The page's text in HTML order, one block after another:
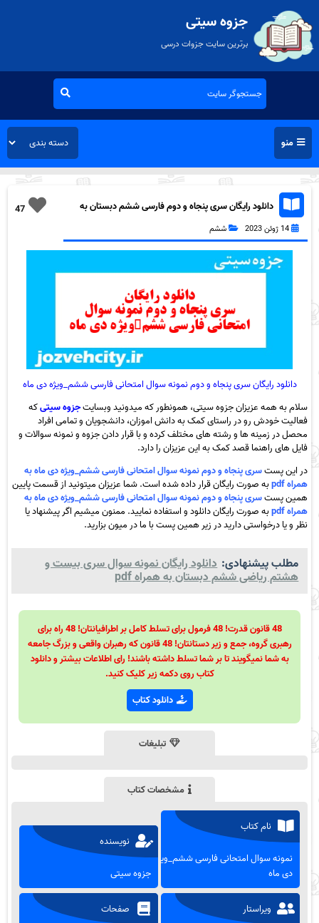
جزوه سیتی
برترین سایت جزوات درسی
منو
47
دانلود رایگان سری پنجاه و دوم فارسی ششم دبستان به
14 ژوئن 2023 ششم
دانلود رایگان سری پنجاه و دوم نمونه سوال امتحانی فارسی ششم_ویژه دی ماه
سلام به همه عزیزان جزوه سیتی، همونطور که میدونید وبسایتجزوه سیتیکه
فعالیت خودش رو در راستای کمک به دانش اموزان، دانشجویان و تمامی افراد
محصل در زمینه ها و رشته های مختلف کرده و با قرار دادن جزوه و نمونه سوالات و
فایل های راهنما قصد کمک به این عزیزان را دارد.
در این پستسری پنجاه و دوم نمونه سوال امتحانی فارسی ششم_ویژه دی ماه به
همراه pdf
به صورت رایگان قرار داده شده است. شما عزیزان میتونید از قسمت پایین
همین پستسری پنجاه و دوم نمونه سوال امتحانی فارسی ششم_ویژه دی ماه به
همراه pdf
به صورت رایگان دانلود و استفاده نمایید. ممنون میشیم اگر پیشنهاد یا
نظر و یا درخواستی دارید در زیر همین پست با ما در میون بزارید.
مطلب پیشنهادی: دانلود رایگان نمونه سوال سری بیست و
هشتم ریاضی ششم دبستان به همراه pdf
48 قانون قدرت! 48 فرمول برای تسلط کامل بر اطرافیانتان! 48 راه برای
رهبری گروه، جمع و زیر دستانتان! 48 قانون که رهبران واقعی و بزرگ جامعه
به شما نمیگویند تا بر شما تسلط داشته باشند! رای اطلاعات بیشتر و دانلود
کتاب روی دکمه زیر کلیک کنید.
دانلود کتاب
تبلیغات
مشخصات کتاب
نام کتاب
نمونه سوال امتحانی فارسی ششم_ویژه
دی ماه
نویسنده
جزوه سیتی
ویراستار صفحات